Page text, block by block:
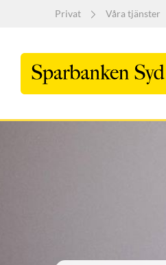
Privat Våra tjänster